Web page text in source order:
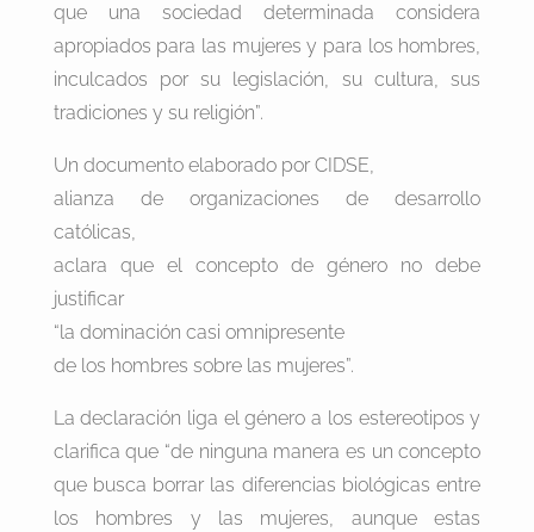
que una sociedad determinada considera
apropiados para las mujeres y para los hombres,
inculcados por su legislación, su cultura, sus
tradiciones y su religión”.
Un documento elaborado por CIDSE,
alianza de organizaciones de desarrollo
católicas,
aclara que el concepto de género no debe
justificar
“la dominación casi omnipresente
de los hombres sobre las mujeres”.
La declaración liga el género a los estereotipos y
clarifica que “de ninguna manera es un concepto
que busca borrar las diferencias biológicas entre
los hombres y las mujeres, aunque estas